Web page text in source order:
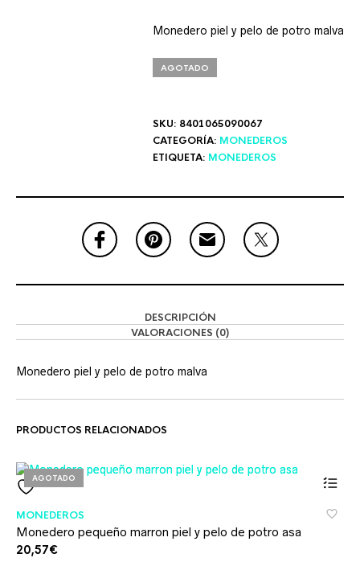
Monedero piel y pelo de potro malva
AGOTADO
SKU: 8401065090067
CATEGORÍA: MONEDEROS
ETIQUETA: MONEDEROS
DESCRIPCIÓN
VALORACIONES (0)
Monedero piel y pelo de potro malva
PRODUCTOS RELACIONADOS
AGOTADO
MONEDEROS
Monedero pequeño marron piel y pelo de potro asa
20,57€